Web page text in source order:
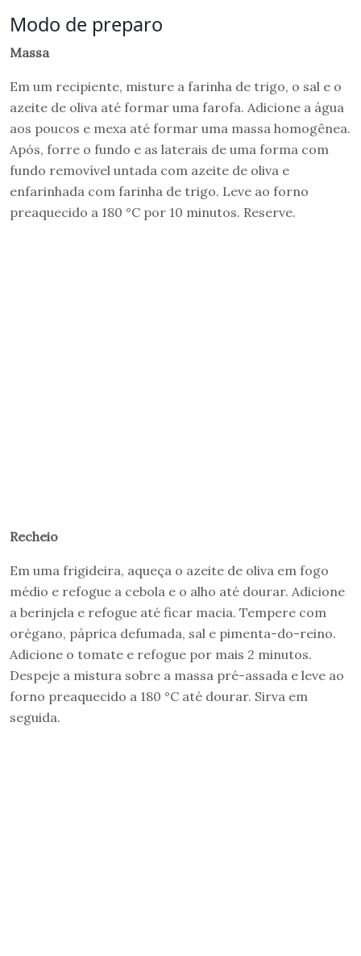
Modo de preparo
Massa
Em um recipiente, misture a farinha de trigo, o sal e o
azeite de oliva até formar uma farofa. Adicione a água
aos poucos e mexa até formar uma massa homogênea.
Após, forre o fundo e as laterais de uma forma com
fundo removível untada com azeite de oliva e
enfarinhada com farinha de trigo. Leve ao forno
preaquecido a 180 °C por 10 minutos. Reserve.
Recheio
Em uma frigideira, aqueça o azeite de oliva em fogo
médio e refogue a cebola e o alho até dourar. Adicione
a berinjela e refogue até ficar macia. Tempere com
orégano, páprica defumada, sal e pimenta-do-reino.
Adicione o tomate e refogue por mais 2 minutos.
Despeje a mistura sobre a massa pré-assada e leve ao
forno preaquecido a 180 °C até dourar. Sirva em
seguida.